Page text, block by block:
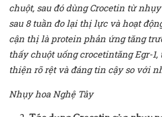
chuột, sau đó dùng Crocetin từ
sau 8 tuần đo lại thị lực và hoạt
cận thị là protein phản ứng tăng
thấy chuột uống crocetintăng Egr-
thiện rõ rệt và đáng tin cậy so với
Nhụy hoa Nghệ Tây